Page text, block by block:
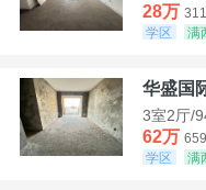
28万
学区
满
华盛国
3室2厅/
62万
学区
满